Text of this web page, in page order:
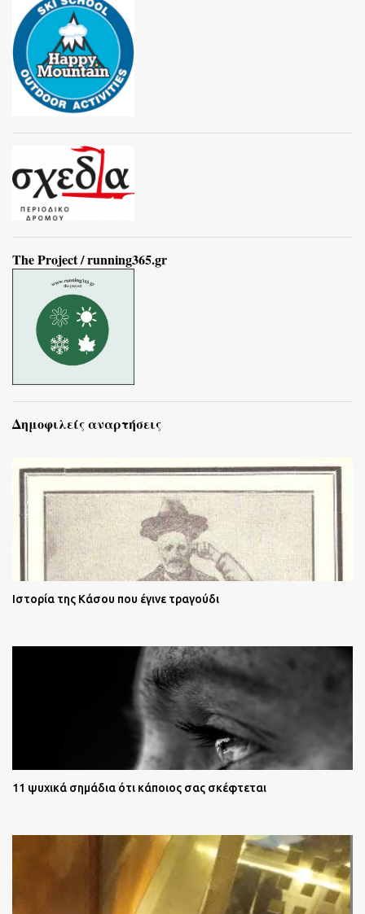
The Project / running365.gr
Δημοφιλείς αναρτήσεις
Ιστορία της Κάσου που έγινε τραγούδι
11 ψυχικά σημάδια ότι κάποιος σας σκέφτεται